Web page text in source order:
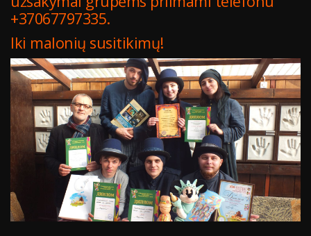
+37067797335.
Iki malonių susitikimų!